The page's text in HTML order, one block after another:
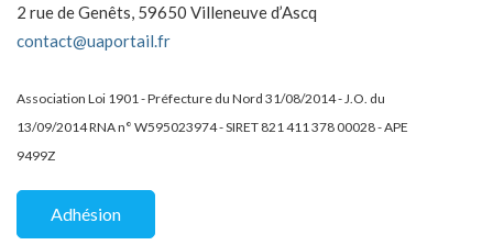
2 rue de Genêts, 59650 Villeneuve d’Ascq
contact@uaportail.fr
Association Loi 1901 - Préfecture du Nord 31/08/2014 - J.O. du
13/09/2014 RNA n° W595023974 - SIRET 821 411 378 00028 - APE
9499Z
Adhésion